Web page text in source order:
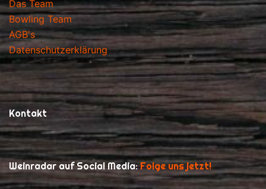
Das Team
Bowling Team
AGB's
Datenschutzerklärung
Kontakt
Weinradar auf Social Media:Folge uns jetzt!